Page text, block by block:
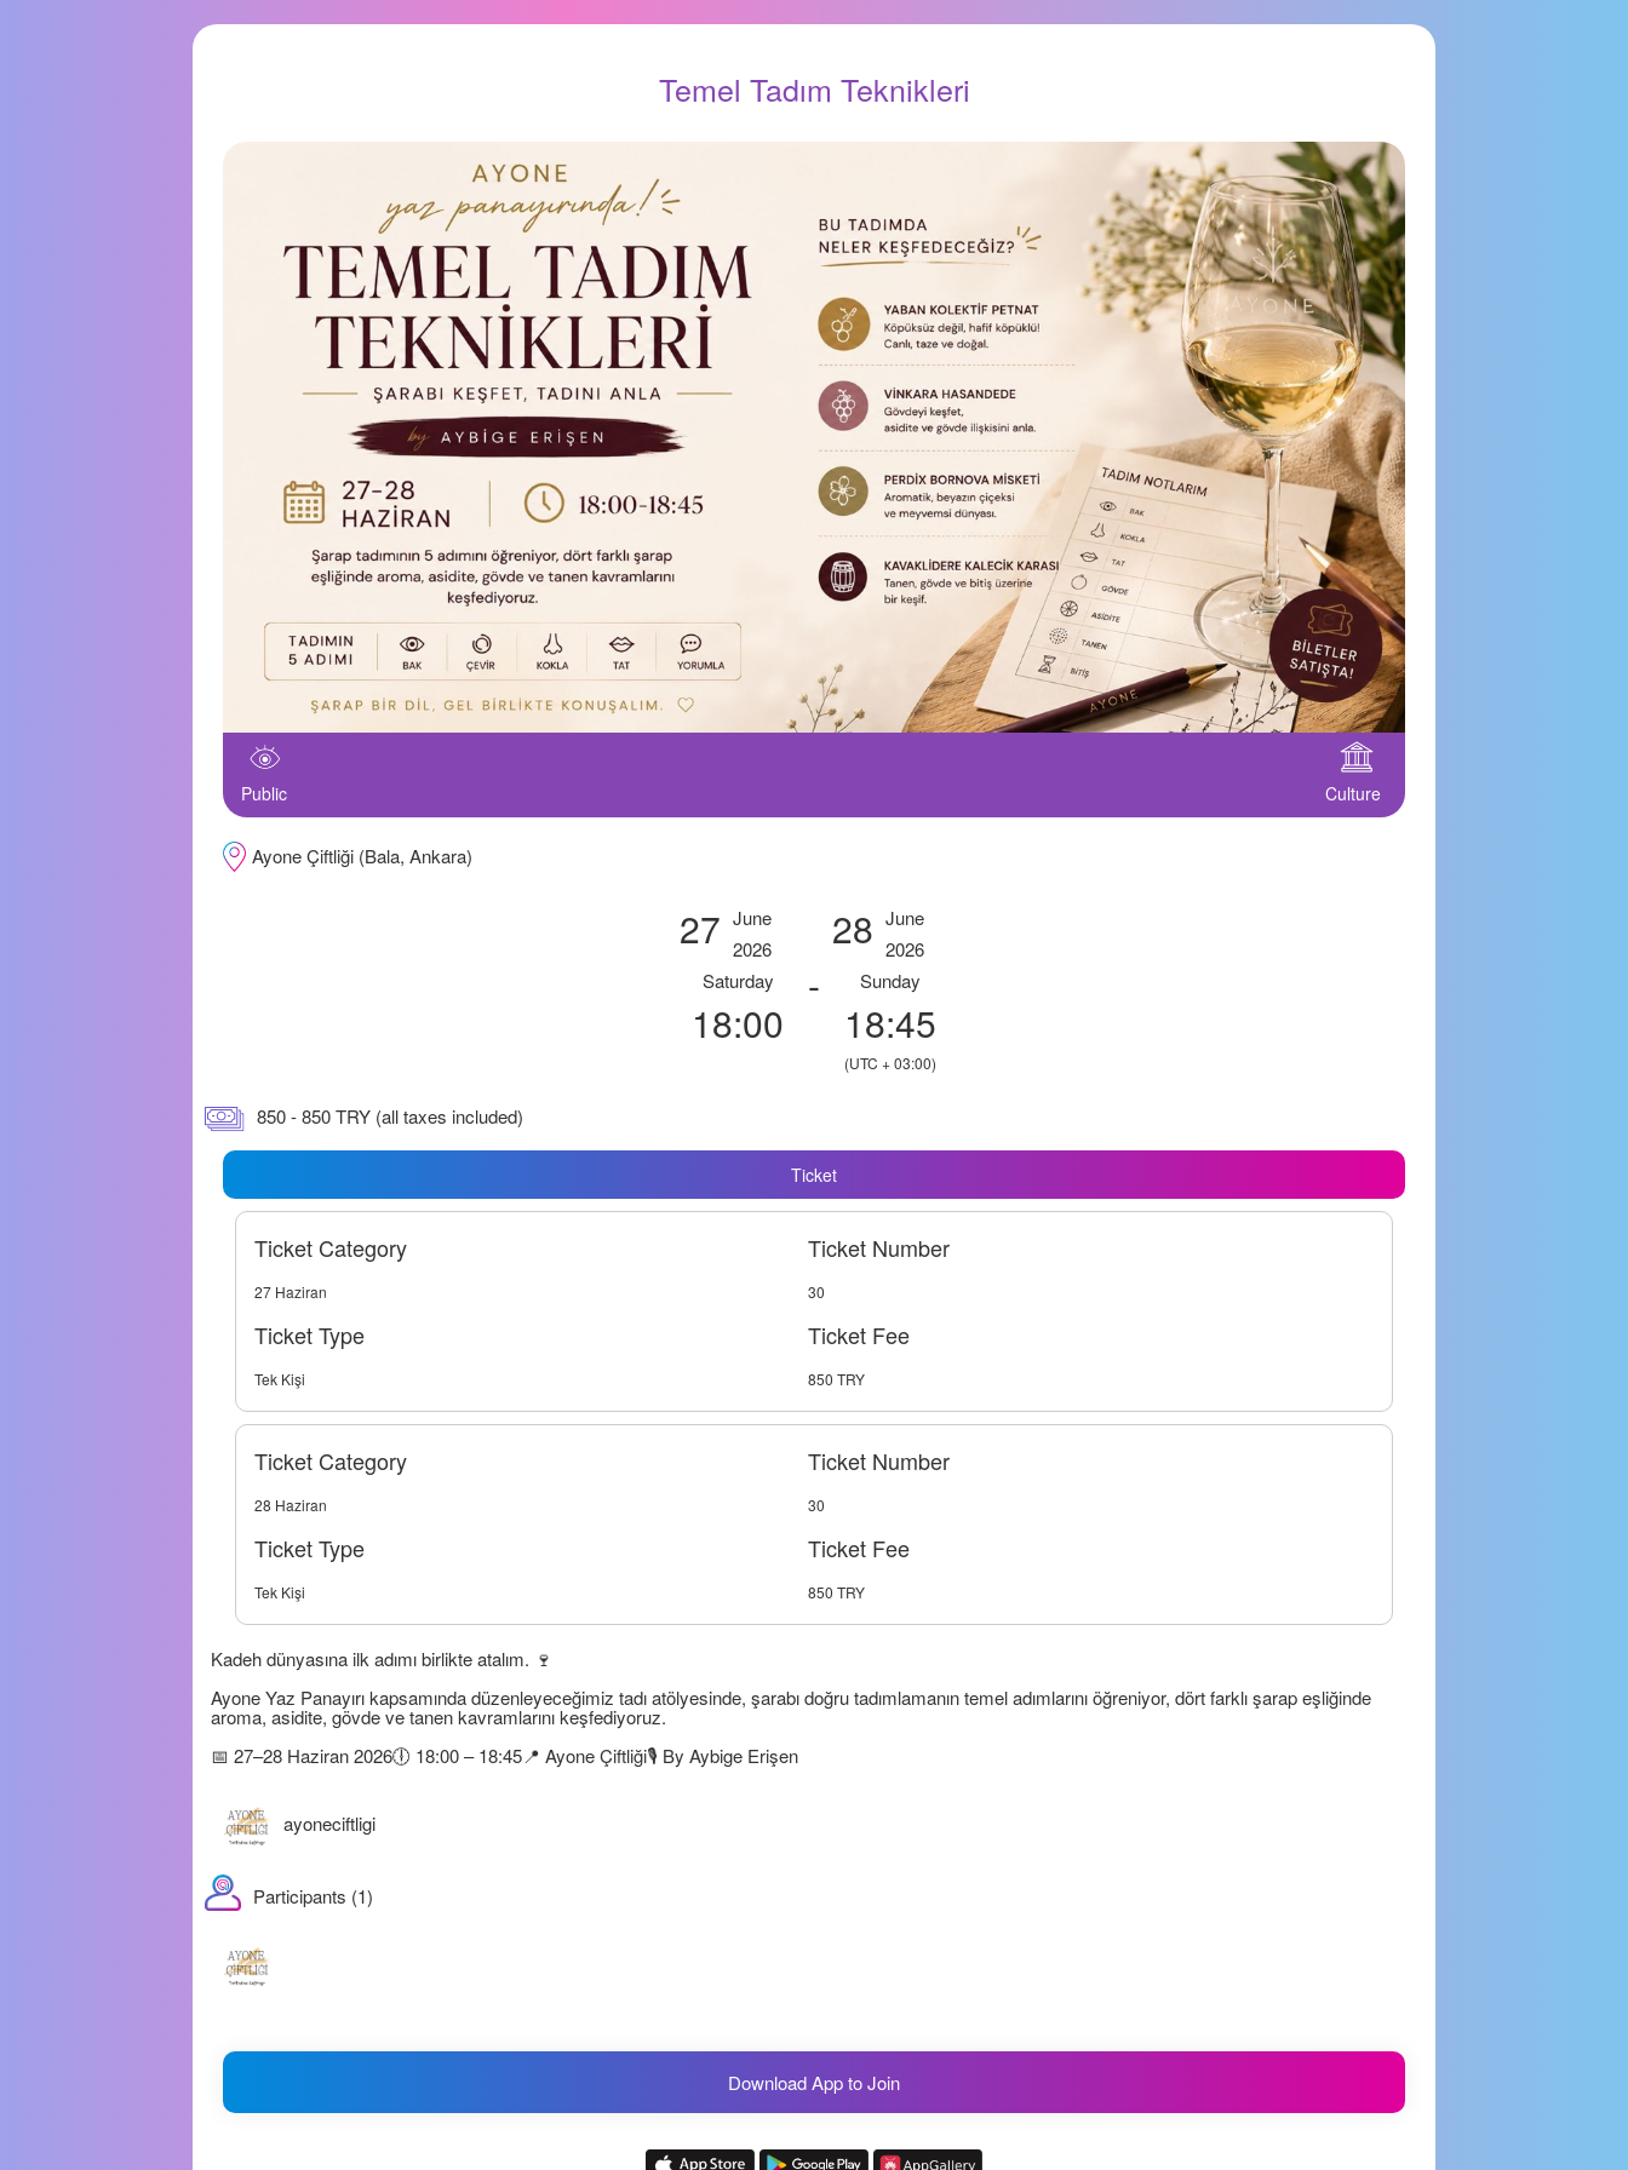
Temel Tadım Teknikleri
Public Culture
Ayone Çiftliği (Bala, Ankara)
27 June
2026
Saturday
18:00
-
28 June
2026
Sunday
18:45
(UTC + 03:00)
850 - 850 TRY (all taxes included)
Ticket
Ticket Category Ticket Number
27 Haziran 30
Ticket Type Ticket Fee
Tek Kişi 850 TRY
Ticket Category Ticket Number
28 Haziran 30
Ticket Type Ticket Fee
Tek Kişi 850 TRY
Kadeh dünyasına ilk adımı birlikte atalım. 🍷
Ayone Yaz Panayırı kapsamında düzenleyeceğimiz tadı atölyesinde, şarabı doğru tadımlamanın temel adımlarını öğreniyor, dört farklı şarap eşliğinde
aroma, asidite, gövde ve tanen kavramlarını keşfediyoruz.
📅 27–28 Haziran 2026🕕 18:00 – 18:45📍 Ayone Çiftliği🎙️ By Aybige Erişen
ayoneciftligi
Participants (1)
Download App to Join